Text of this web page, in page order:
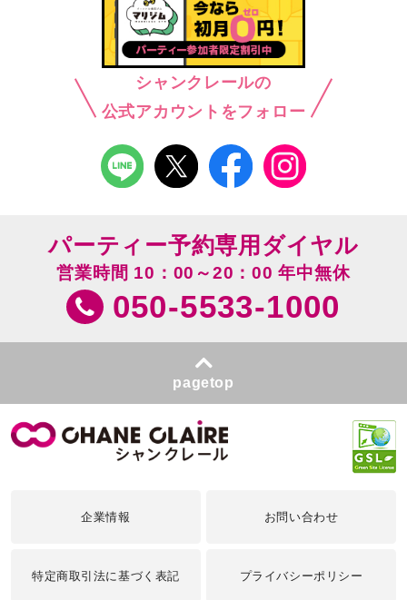
シャンクレールの
公式アカウントをフォロー
パーティー予約専用ダイヤル
営業時間 10：00～20：00 年中無休
050-5533-1000
pagetop
企業情報 お問い合わせ
特定商取引法に基づく表記 プライバシーポリシー